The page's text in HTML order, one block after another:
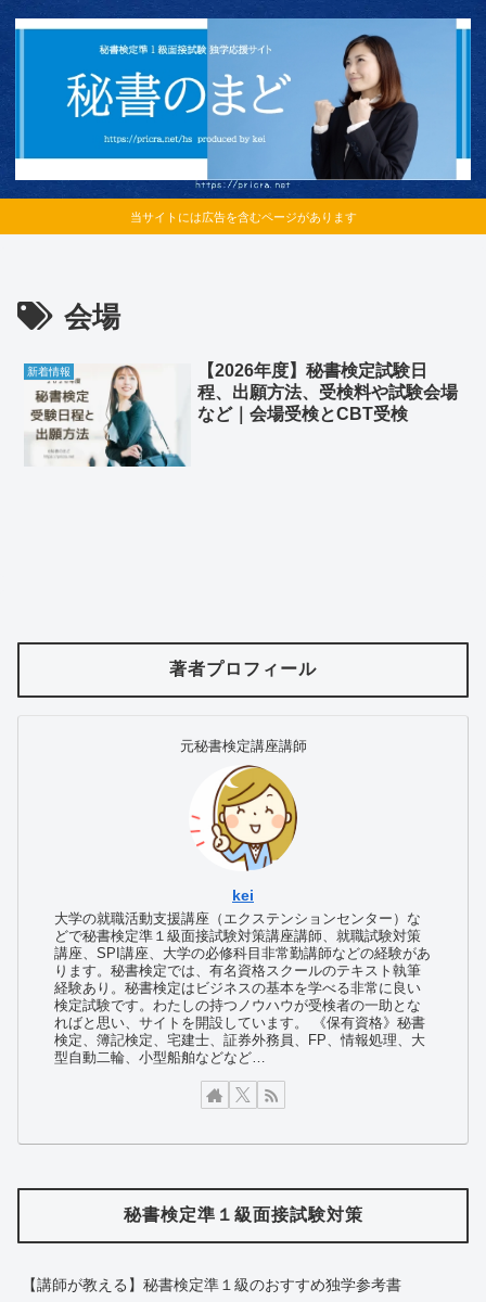
当サイトには広告を含むページがあります
会場
新着情報
【2026年度】秘書検定試験日
程、出願方法、受検料や試験会場
など｜会場受検とCBT受検
著者プロフィール
元秘書検定講座講師
kei
大学の就職活動支援講座（エクステンションセンター）な
どで秘書検定準１級面接試験対策講座講師、就職試験対策
講座、SPI講座、大学の必修科目非常勤講師などの経験があ
ります。秘書検定では、有名資格スクールのテキスト執筆
経験あり。秘書検定はビジネスの基本を学べる非常に良い
検定試験です。わたしの持つノウハウが受検者の一助とな
ればと思い、サイトを開設しています。
《保有資格》秘書
検定、簿記検定、宅建士、証券外務員、FP、情報処理、大
型自動二輪、小型船舶などなど…
秘書検定準１級面接試験対策
【講師が教える】秘書検定準１級のおすすめ独学参考書